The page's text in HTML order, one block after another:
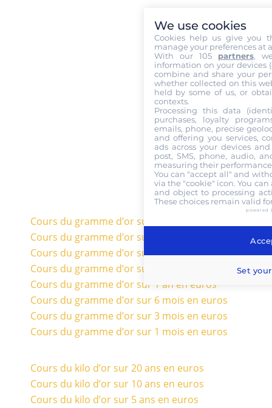
Cours du gramme d’or sur 20 ans en euros
Cours du gramme d’or sur 10 ans en euros
Cours du gramme d’or sur 5 ans en euros
Cours du gramme d’or sur 3 ans en euros
Cours du gramme d’or sur 1 an en euros
Cours du gramme d’or sur 6 mois en euros
Cours du gramme d’or sur 3 mois en euros
Cours du gramme d’or sur 1 mois en euros
Cours du kilo d’or sur 20 ans en euros
Cours du kilo d’or sur 10 ans en euros
Cours du kilo d’or sur 5 ans en euros
We use cookies
Cookies help us give you
manage your preferences at
With our 105 partners,
information on your devices
combine and share your
whether collected on this
held by some of us, or
contexts.
Processing this data
purchases, loyalty
emails, phone, precise
and offering you services,
ads across your devices
post, SMS, phone, audio,
measuring their
You can "accept all" and
via the "cookie" icon. You
and object to processing
These choices remain valid
powered
Set